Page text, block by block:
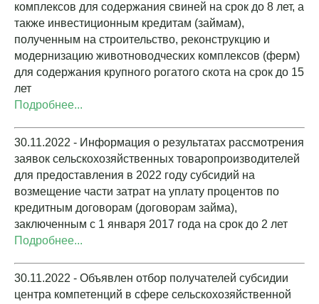
комплексов для содержания свиней на срок до 8 лет, а
также инвестиционным кредитам (займам),
полученным на строительство, реконструкцию и
модернизацию животноводческих комплексов (ферм)
для содержания крупного рогатого скота на срок до 15
лет
Подробнее...
30.11.2022 - Информация о результатах рассмотрения
заявок сельскохозяйственных товаропроизводителей
для предоставления в 2022 году субсидий на
возмещение части затрат на уплату процентов по
кредитным договорам (договорам займа),
заключенным с 1 января 2017 года на срок до 2 лет
Подробнее...
30.11.2022 - Объявлен отбор получателей субсидии
центра компетенций в сфере сельскохозяйственной